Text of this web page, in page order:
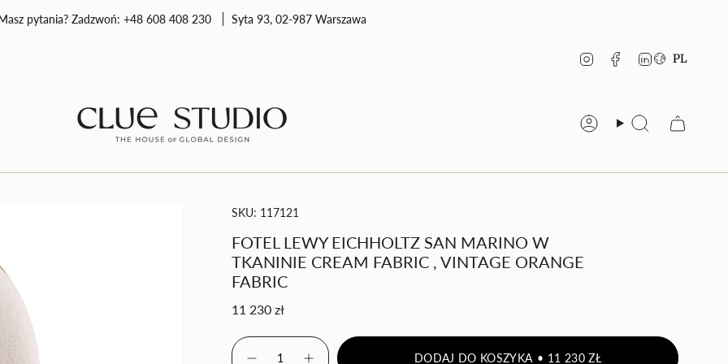
pytania? Zadzwoń: +48 608 408 230 Syta 93, 02-987 Warszawa
Instagram
Facebook
Linkedin
PL
KontoSzukaj
SKU: 117121
FOTEL LEWY EICHHOLTZ SAN MARINO W
TKANINIE CREAM FABRIC , VINTAGE ORANGE
FABRIC
Cena
11 230 zł
{"in_cart_html"=>"
<span
DODAJ DO KOSZYKA 11 230 ZŁ